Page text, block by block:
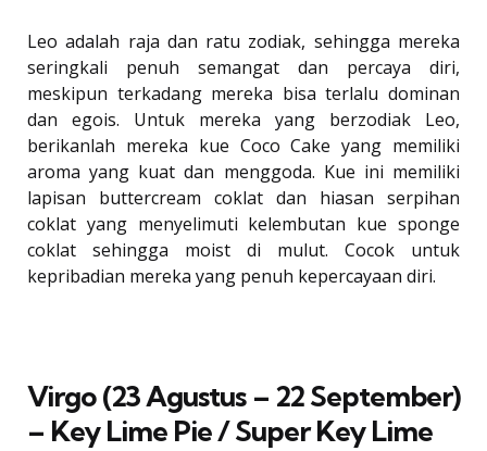
Leo adalah raja dan ratu zodiak, sehingga mereka
seringkali penuh semangat dan percaya diri,
meskipun terkadang mereka bisa terlalu dominan
dan egois. Untuk mereka yang berzodiak Leo,
berikanlah mereka kue Coco Cake yang memiliki
aroma yang kuat dan menggoda. Kue ini memiliki
lapisan buttercream coklat dan hiasan serpihan
coklat yang menyelimuti kelembutan kue sponge
coklat sehingga moist di mulut. Cocok untuk
kepribadian mereka yang penuh kepercayaan diri.
Virgo (23 Agustus – 22 September)
– Key Lime Pie / Super Key Lime